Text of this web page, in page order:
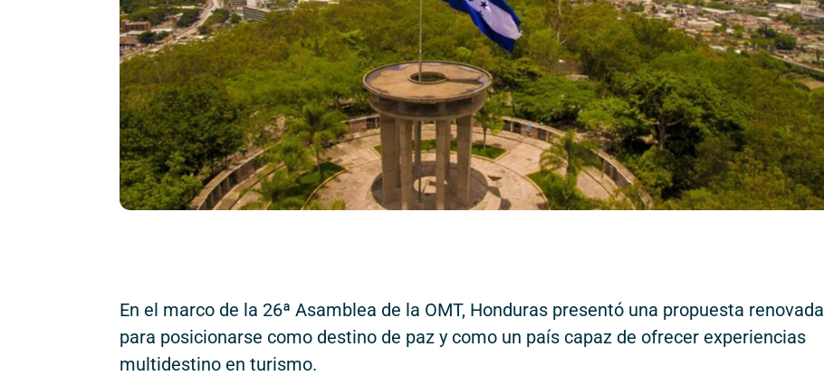
En el marco de la 26ª Asamblea de la OMT, Honduras presentó una propuesta renovada
para posicionarse como destino de paz y como un país capaz de ofrecer experiencias
multidestino en turismo.